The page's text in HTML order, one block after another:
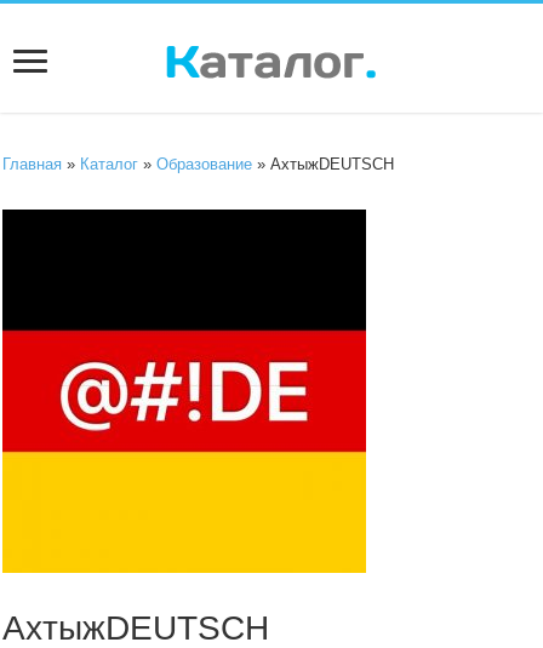
Главная » Каталог »Образование » АхтыжDEUTSCH
АхтыжDEUTSCH